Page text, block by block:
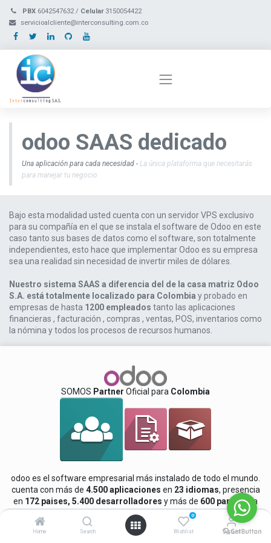
Home Search
0
Wishlist Account
PBX 6042547632 / Celular3150054422
servicioalcliente@interconsulting.com.co
odoo SAAS dedicado
Una aplicación para cada necesidad - La única plataforma que necesitarás
para manejar tu negocio
Bajo esta modalidad usted cuenta con un servidor VPS exclusivo
para su compañía en el que se instala el software de Odoo en este
caso tanto sus bases de datos como el software, son totalmente
independientes, esto hace que implementar Odoo es su empresa
sea una realidad sin necesidad de invertir miles de dólares.
Nuestro sistema SAAS a diferencia del de la casa matriz Odoo
S.A. está totalmente localizado para Colombia y probado en
empresas de hasta 1200 empleados tanto las aplicaciones
financieras , facturación , compras , ventas, POS, inventarios como
la nómina y todos los procesos de recursos humanos.
SOMOS Partner Oficial para Colombia
odoo es el software empresarial más instalado de todo el mundo.
cuenta con más de 4.500 aplicaciones en 23 idiomas, presencia
en 172 paises, 5.400 desarrolladores y más de 600 partnersa
nivel mundial.